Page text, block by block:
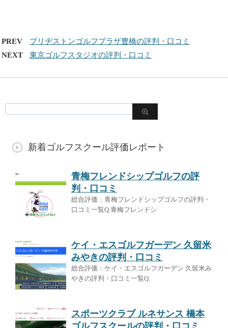
PREV
ブリヂストンゴルフプラザ豊橋の評判・口コミ
NEXT
東京ゴルフスタジオの評判・口コミ
新着ゴルフスクール評価レポート
青梅フレンドシップゴルフの評
判・口コミ
総合評価：青梅フレンドシップゴルフの評判・
口コミ一覧Q.青梅フレンドシ
ケイ・エスゴルフガーデン 久留米
みやきの評判・口コミ
総合評価：ケイ・エスゴルフガーデン 久留米み
やきの評判・口コミ一覧Q.
スポーツクラブ ルネサンス 橋本
ゴルフスクールの評判・口コミ